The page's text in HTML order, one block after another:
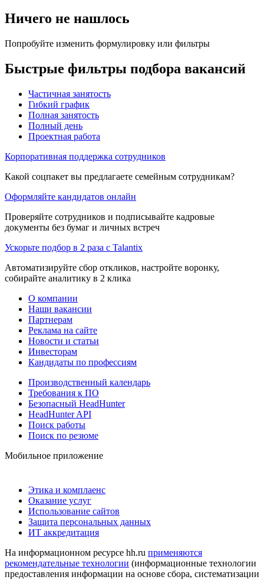
Ничего не нашлось
Попробуйте изменить формулировку или фильтры
Быстрые фильтры подбора вакансий
Частичная занятость
Гибкий график
Полная занятость
Полный день
Проектная работа
Корпоративная поддержка сотрудников
Какой соцпакет вы предлагаете семейным сотрудникам?
Оформляйте кандидатов онлайн
Проверяйте сотрудников и подписывайте кадровые
документы без бумаг и личных встреч
Ускорьте подбор в 2 раза с Talantix
Автоматизируйте сбор откликов, настройте воронку,
собирайте аналитику в 2 клика
О компании
Наши вакансии
Партнерам
Реклама на сайте
Новости и статьи
Инвесторам
Кандидаты по профессиям
Производственный календарь
Требования к ПО
Безопасный HeadHunter
HeadHunter API
Поиск работы
Поиск по резюме
Мобильное приложение
Этика и комплаенс
Оказание услуг
Использование сайтов
Защита персональных данных
ИТ аккредитация
На информационном ресурсе hh.ru применяются
рекомендательные технологии (информационные технологии
предоставления информации на основе сбора, систематизации